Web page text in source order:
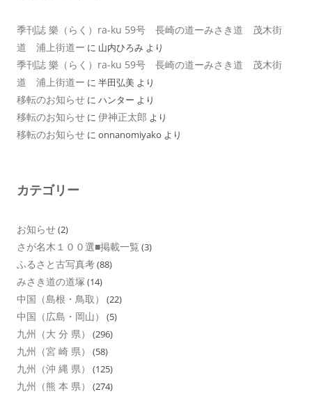
季刊誌 樂（らく）ra-ku 59号 長崎の道ーみさき道 茂木街
道 浦上街道ー に 山内ひろみ より
季刊誌 樂（らく）ra-ku 59号 長崎の道ーみさき道 茂木街
道 浦上街道ー に 半田弘美 より
移転のお知らせ に ハンター より
移転のお知らせ に 伊神正太郎 より
移転のお知らせ に onnanomiyako より
カテゴリー
お知らせ(2)
さが名木１００選■掲載一覧 (3)
ふるさと古写真考(88)
みさき道の道塚 (14)
中国（島根・鳥取） (22)
中国（広島・岡山） (5)
九州（大 分 県） (296)
九州（宮 崎 県） (58)
九州（沖 縄 県） (125)
九州（熊 本 県） (274)